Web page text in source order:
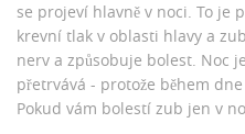
se projeví hlavně v noci. To je
krevní tlak v oblasti hlavy a
nerv a způsobuje bolest. Noc
přetrvává - protože během
Pokud vám bolestí zub jen v